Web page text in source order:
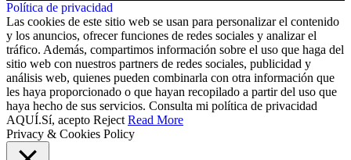
Política de privacidad
Las cookies de este sitio web se usan para personalizar el contenido
y los anuncios, ofrecer funciones de redes sociales y analizar el
tráfico. Además, compartimos información sobre el uso que haga del
sitio web con nuestros partners de redes sociales, publicidad y
análisis web, quienes pueden combinarla con otra información que
les haya proporcionado o que hayan recopilado a partir del uso que
haya hecho de sus servicios. Consulta mi política de privacidad
AQUÍ.Sí, acepto Reject Read More
Privacy & Cookies Policy